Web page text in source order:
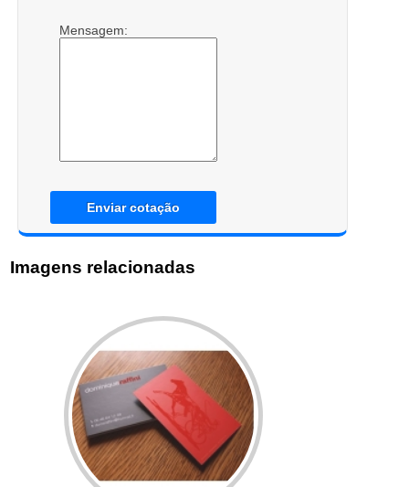
Mensagem:
Enviar cotação
Imagens relacionadas